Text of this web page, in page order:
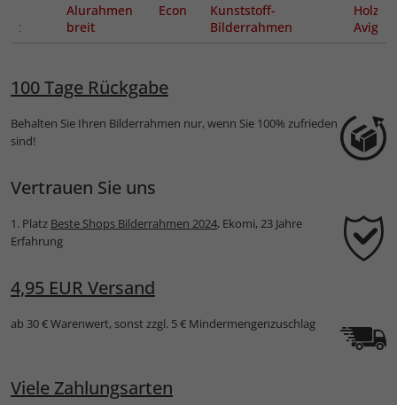
Alurahmen Econ
breit
Kunststoff-
Bilderrahmen
100 Tage Rückgabe
Behalten Sie Ihren Bilderrahmen nur, wenn Sie 100% zufrieden
sind!
Vertrauen Sie uns
1. Platz Beste Shops Bilderrahmen 2024, Ekomi, 23 Jahre
Erfahrung
4,95 EUR Versand
ab 30 € Warenwert, sonst zzgl. 5 € Mindermengenzuschlag
Viele Zahlungsarten